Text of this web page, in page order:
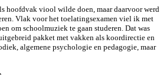
hoofdvak viool wilde doen, maar daarvoor werd
Vlak voor het toelatingsexamen viel ik met
om schoolmuziek te gaan studeren. Dat was
pakket met vakken als koordirectie en
algemene psychologie en pedagogie, maar